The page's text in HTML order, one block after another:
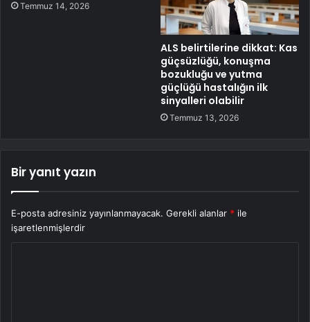
Temmuz 14, 2026
ALS belirtilerine dikkat: Kas
güçsüzlüğü, konuşma
bozukluğu ve yutma
güçlüğü hastalığın ilk
sinyalleri olabilir
Temmuz 13, 2026
Bir yanıt yazın
E-posta adresiniz yayınlanmayacak. Gerekli alanlar * ile
işaretlenmişlerdir